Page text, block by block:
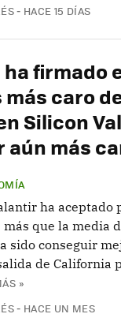
HACE 15 DÍAS
ha firmado
caro
Silicon
aún más
ha aceptado
que la media
sido conseguir
de California
»
HACE UN MES